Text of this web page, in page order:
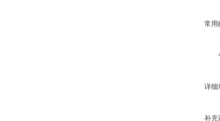
常用
详细
补充